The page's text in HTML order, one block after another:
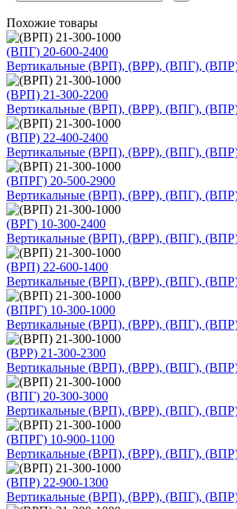
Похожие товары
(ВПГ) 20-600-2400
Вертикальные (ВРП), (ВРР), (ВПГ),
(ВРП) 21-300-2200
Вертикальные (ВРП), (ВРР), (ВПГ),
(ВПР) 22-400-2400
Вертикальные (ВРП), (ВРР), (ВПГ),
(ВПРГ) 20-500-2900
Вертикальные (ВРП), (ВРР), (ВПГ),
(ВРГ) 10-300-2400
Вертикальные (ВРП), (ВРР), (ВПГ),
(ВРП) 22-600-1400
Вертикальные (ВРП), (ВРР), (ВПГ),
(ВПРГ) 10-300-1000
Вертикальные (ВРП), (ВРР), (ВПГ),
(ВРР) 21-300-2300
Вертикальные (ВРП), (ВРР), (ВПГ),
(ВПГ) 20-300-3000
Вертикальные (ВРП), (ВРР), (ВПГ),
(ВПРГ) 10-900-1100
Вертикальные (ВРП), (ВРР), (ВПГ),
(ВПР) 22-900-1300
Вертикальные (ВРП), (ВРР), (ВПГ),